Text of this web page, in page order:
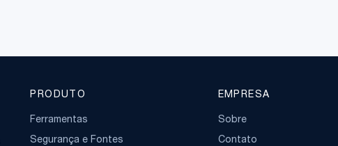
PRODUTO
Ferramentas
Segurança e Fontes
EMPRESA
Sobre
Contato